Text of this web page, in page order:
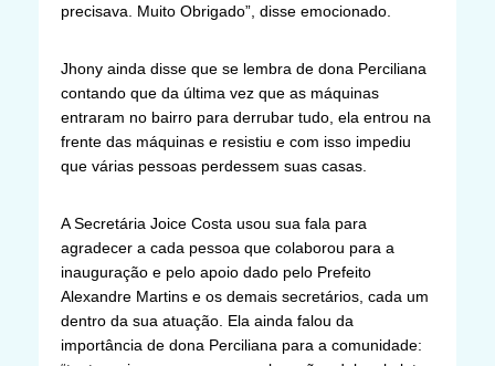
precisava. Muito Obrigado”, disse emocionado.
Jhony ainda disse que se lembra de dona Perciliana
contando que da última vez que as máquinas
entraram no bairro para derrubar tudo, ela entrou na
frente das máquinas e resistiu e com isso impediu
que várias pessoas perdessem suas casas.
A Secretária Joice Costa usou sua fala para
agradecer a cada pessoa que colaborou para a
inauguração e pelo apoio dado pelo Prefeito
Alexandre Martins e os demais secretários, cada um
dentro da sua atuação. Ela ainda falou da
importância de dona Perciliana para a comunidade: